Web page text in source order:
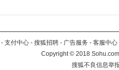
- 支付中心 - 搜狐招聘 - 广告服务 - 客服中心
Copyright©2018
搜狐不良信息举